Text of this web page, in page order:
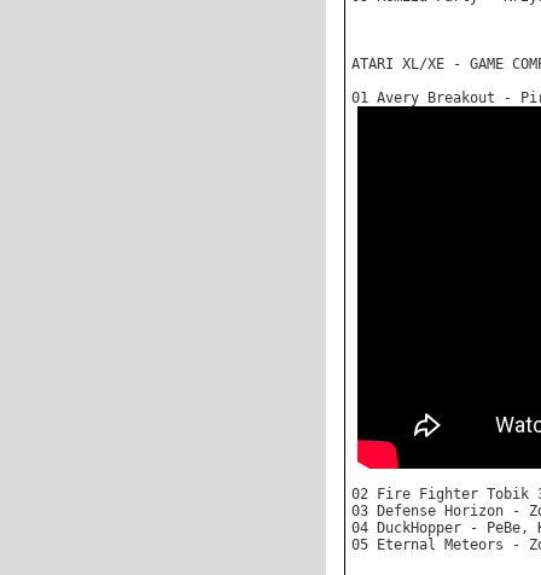
ATARI XL/XE - GAME
01 Avery Breakout -
02 Fire Fighter Tobik
03 Defense Horizon -
04 DuckHopper -
05 Eternal Meteors -